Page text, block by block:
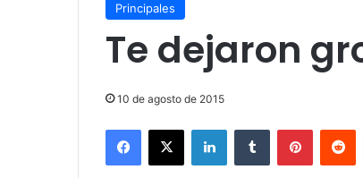
Principales
Te dejaron
10 de agosto de 2015
Facebook
X LinkedInTumblr Pinterest